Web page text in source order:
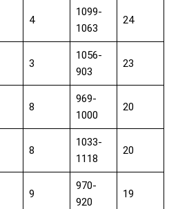
4
1099-
1063
24
3
1056-
903
23
8
969-
1000
20
8
1033-
1118
20
9
970-
920
19